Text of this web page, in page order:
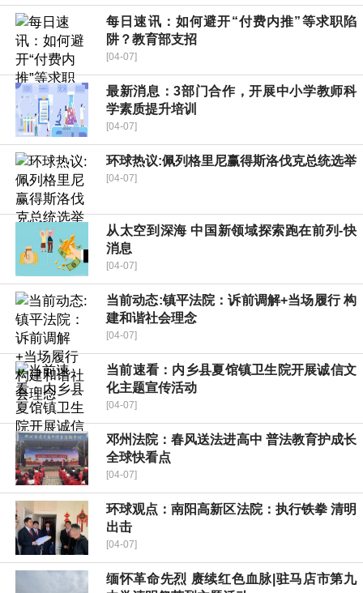
每日速讯：如何避开“付费内推”等求职陷
阱？教育部支招
[04-07]
最新消息：3部门合作，开展中小学教师科
学素质提升培训
[04-07]
环球热议:佩列格里尼赢得斯洛伐克总统选举
[04-07]
从太空到深海 中国新领域探索跑在前列-快
消息
[04-07]
当前动态:镇平法院：诉前调解+当场履行 构
建和谐社会理念
[04-07]
当前速看：内乡县夏馆镇卫生院开展诚信文
化主题宣传活动
[04-07]
邓州法院：春风送法进高中 普法教育护成长
全球快看点
[04-07]
环球观点：南阳高新区法院：执行铁拳 清明
出击
[04-07]
缅怀革命先烈 赓续红色血脉|驻马店市第九